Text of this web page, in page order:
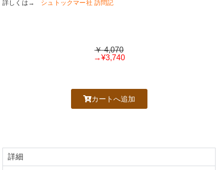
詳しくは→ シュトックマー社 訪問記
￥ 4,070
→¥3,740
カートへ追加
詳細